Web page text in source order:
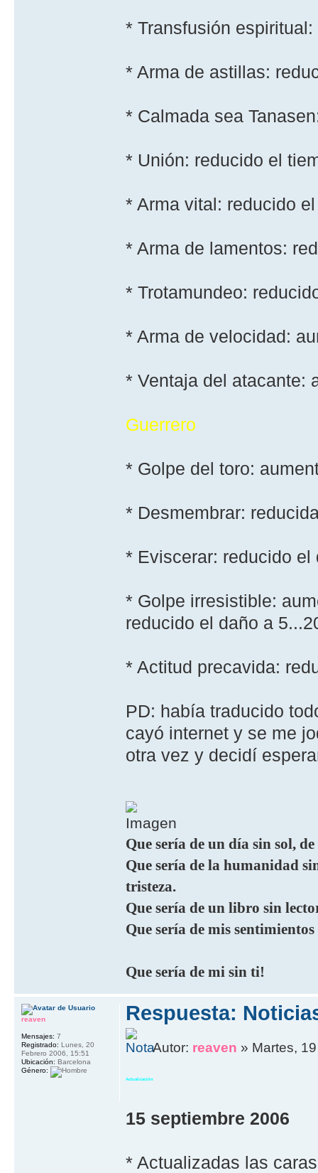
* Transfusión
* Arma de astillas:
* Calmada sea
* Unión: reducido el
* Arma vital: reducido
* Arma de lamentos:
* Trotamundeo:
* Arma de velocidad:
* Ventaja del atacante:
Guerrero
* Golpe del toro:
* Desmembrar:
* Eviscerar: reducido el
* Golpe irresistible:
reducido el daño a
* Actitud precavida:
PD: habí­a traducido
cayó internet y se me
otra vez y decidí­
Que sería de un día sin sol,
Que sería de la humanidad
tristeza.
Que sería de un libro sin
Que sería de mis
Que sería de mi sin ti!
Respuesta:
Autor: reaven » Martes,
Actualización
15 septiembre 2006
* Actualizadas las
reaven
Mensajes: 7
Registrado: Lunes, 20
Febrero 2006, 15:51
Ubicación: Barcelona
Género: